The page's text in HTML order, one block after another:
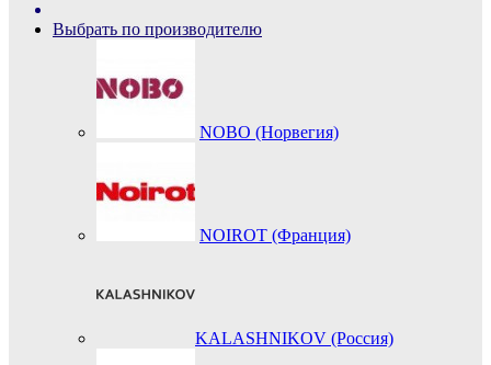
Выбрать по производителю
NOBO (Норвегия)
NOIROT (Франция)
KALASHNIKOV (Россия)